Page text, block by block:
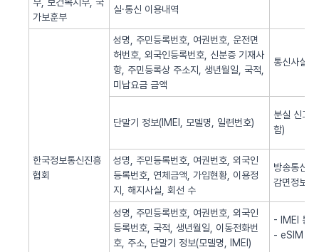
가보훈부
실·통신 이용내역
한국정보통신진흥
협회
성명, 주민등록번호, 여권번호, 운전면
허번호, 외국인등록번호, 신분증 기재사
항, 주민등록상 주소지, 생년월일, 국적,
미납요금 금액
통신사실
단말기 정보(IMEI, 모델명, 일련번호)
분실 신고
함)
성명, 주민등록번호, 여권번호, 외국인
등록번호, 연체금액, 가입현황, 이용정
지, 해지사실, 회선 수
방송통신
감면정보
성명, 주민등록번호, 여권번호, 외국인
등록번호, 국적, 생년월일, 이동전화번
호, 주소, 단말기 정보(모델명, IMEI)
- IMEI 통
- eSIM 동